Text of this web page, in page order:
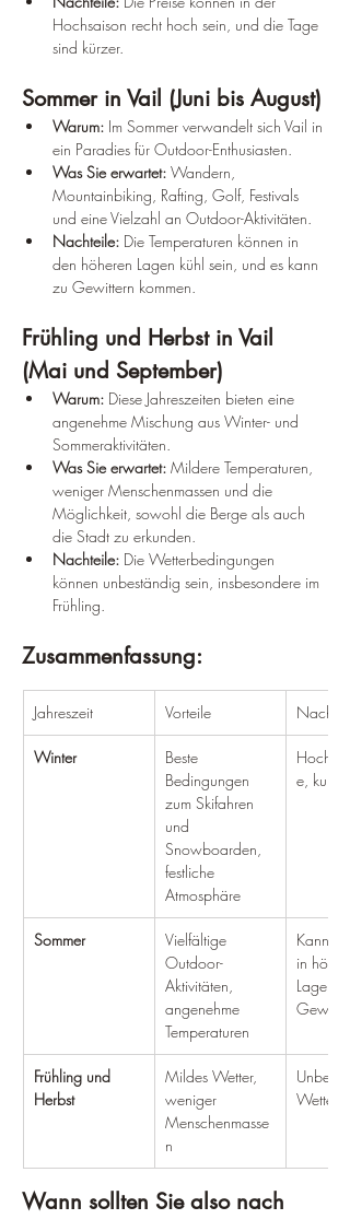
Hochsaison recht hoch sein, und die Tage
sind kürzer.
Sommer in Vail (Juni bis August)
Warum: Im Sommer verwandelt sich Vail in
ein Paradies für Outdoor-Enthusiasten.
Was Sie erwartet: Wandern,
Mountainbiking, Rafting, Golf, Festivals
und eine Vielzahl an Outdoor-Aktivitäten.
Nachteile: Die Temperaturen können in
den höheren Lagen kühl sein, und es kann
zu Gewittern kommen.
Frühling und Herbst in Vail
(Mai und September)
Warum: Diese Jahreszeiten bieten eine
angenehme Mischung aus Winter- und
Sommeraktivitäten.
Was Sie erwartet: Mildere Temperaturen,
weniger Menschenmassen und die
Möglichkeit, sowohl die Berge als auch
die Stadt zu erkunden.
Nachteile: Die Wetterbedingungen
können unbeständig sein, insbesondere im
Frühling.
Zusammenfassung:
Jahreszeit Vorteile Nachteile
Winter
Beste
Bedingungen
zum Skifahren
und
Snowboarden,
festliche
Atmosphäre
e, kurze
Sommer
Vielfältige
Outdoor-
Aktivitäten,
angenehme
Temperaturen
Kann
in
Lagen,
Gewitter
Frühling und
Herbst
Mildes Wetter,
weniger
Menschenmasse
n
Wetter
Wann sollten Sie also nach